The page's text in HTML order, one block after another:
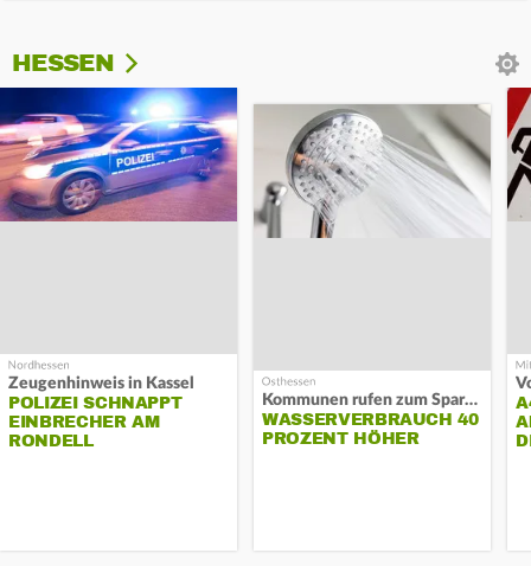
HESSEN
Zeugenhinweis in Kassel
POLIZEI SCHNAPPT
EINBRECHER AM
RONDELL
Kommunen rufen zum Sparen auf
WASSERVERBRAUCH 40
PROZENT HÖHER